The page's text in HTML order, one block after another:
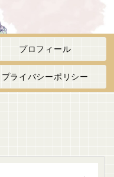
プロフィール
プライバシーポリシー